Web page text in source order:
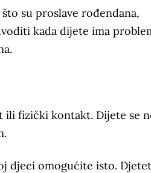
su proslave rođendana,
kada dijete ima
ili fizički kontakt. Dijete se
djeci omogućite isto.